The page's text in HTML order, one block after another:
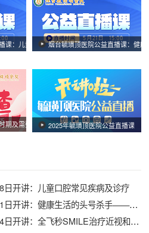
课：儿童口腔常见疾病及诊疗烟台毓璜顶医院公益直播课：健
期及需要注意哪些事项2025年毓璜顶医院公益直播课
开讲：儿童口腔常见疾病及诊疗
烟台毓璜顶医院专家直播5月21日开讲：健康生活的头号杀手——卒中科普宣教
烟台毓璜顶医院专家直播5月14日开讲：全飞秒SMILE治疗近视和散光